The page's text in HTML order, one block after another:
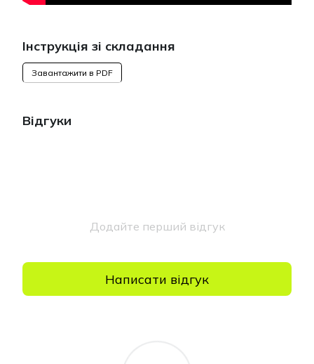
Інструкція зі складання
Завантажити в PDF
Відгуки
Додайте перший відгук
Написати відгук